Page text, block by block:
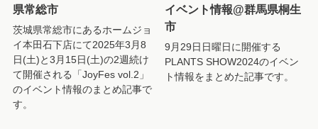
県常総市
茨城県常総市にあるホームジョ
イ本田石下店にて2025年3月8
日(土)と3月15日(土)の2週続け
て開催される「JoyFes vol.2」
のイベント情報のまとめ記事で
す。
イベント情報@群馬県桐生
市
9月29日日曜日に開催する
PLANTS SHOW2024のイベン
ト情報をまとめた記事です。